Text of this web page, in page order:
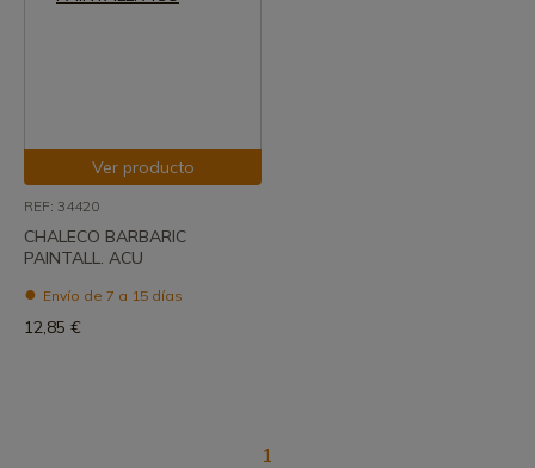
Ver producto
REF: 34420
CHALECO BARBARIC
PAINTALL. ACU
Envío de 7 a 15 días
12,85 €
1